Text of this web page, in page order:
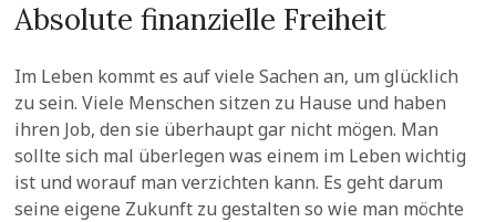
Absolute finanzielle Freiheit
Im Leben kommt es auf viele Sachen an, um glücklich
zu sein. Viele Menschen sitzen zu Hause und haben
ihren Job, den sie überhaupt gar nicht mögen. Man
sollte sich mal überlegen was einem im Leben wichtig
ist und worauf man verzichten kann. Es geht darum
seine eigene Zukunft zu gestalten so wie man möchte